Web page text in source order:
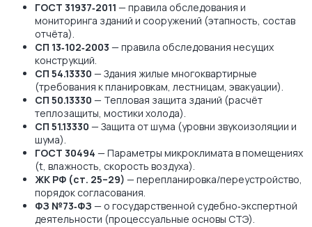
ГОСТ 31937‑2011 — правила обследования и
мониторинга зданий и сооружений (этапность, состав
отчёта).
СП 13‑102‑2003 — правила обследования несущих
конструкций.
СП 54.13330 — Здания жилые многоквартирные
(требования к планировкам, лестницам, эвакуации).
СП 50.13330 — Тепловая защита зданий (расчёт
теплозащиты, мостики холода).
СП 51.13330 — Защита от шума (уровни звукоизоляции и
шума).
ГОСТ 30494 — Параметры микроклимата в помещениях
(t, влажность, скорость воздуха).
ЖК РФ (ст. 25–29) — перепланировка/переустройство,
порядок согласования.
ФЗ №73‑ФЗ — о государственной судебно‑экспертной
деятельности (процессуальные основы СТЭ).